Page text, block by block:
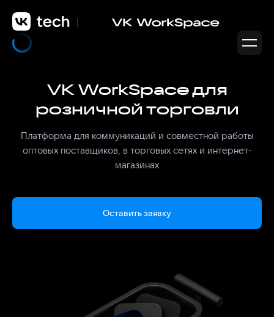
VK WorkSpace для
розничной торговли
Платформа для коммуникаций и совместной работы
оптовых поставщиков, в торговых сетях и интернет-
магазинах
Оставить заявку